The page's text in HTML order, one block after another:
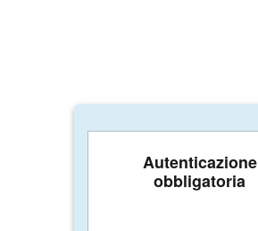
Autenticazione
obbligatoria